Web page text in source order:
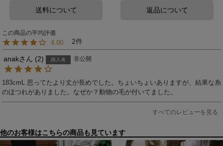
送料について 返品について
4.00 2
anak 2 購入者 非公開
183cmL 思ってたより丈が長めでした。ちょいちょいありますが、結果な糸
のほつれがありました。なぜか？動物の毛が付いてました。
すべてのレビューを見る
他のお客様はこちらの商品も見ています